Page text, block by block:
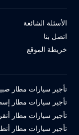
الأسئلة الشائعة
اتصل بنا
خريطة الموقع
تأجير سيارات مطار
تأجير سيارات مطار
تأجير سيارات مطار
تأجير سيارات مطار